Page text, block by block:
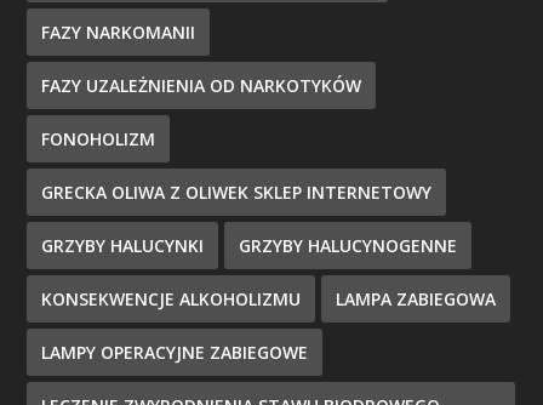
FAZY NARKOMANII
FAZY UZALEŻNIENIA OD NARKOTYKÓW
FONOHOLIZM
GRECKA OLIWA Z OLIWEK SKLEP INTERNETOWY
GRZYBY HALUCYNKI GRZYBY HALUCYNOGENNE
KONSEKWENCJE ALKOHOLIZMU LAMPA ZABIEGOWA
LAMPY OPERACYJNE ZABIEGOWE